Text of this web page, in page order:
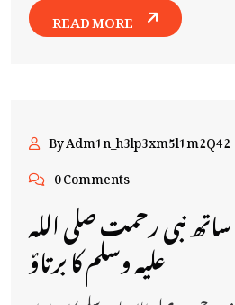
READ MORE
By Adm1n_h3lp3xm5l1m2Q42
0 Comments
نبی رحمت صلی اللہ
علیہ وسلم کا برتاؤ